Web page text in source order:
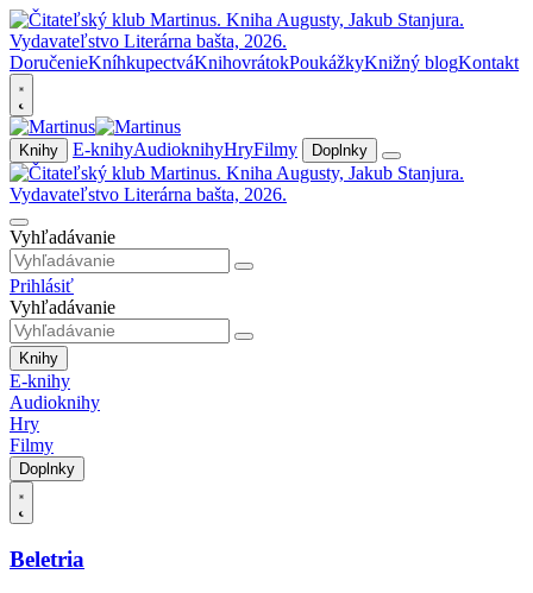
DoručenieKníhkupectváKnihovrátokPoukážkyKnižný blogKontakt
Knihy E-knihyAudioknihyHryFilmy Doplnky
Vyhľadávanie
Prihlásiť
Vyhľadávanie
Knihy
E-knihy
Audioknihy
Hry
Filmy
Doplnky
Beletria